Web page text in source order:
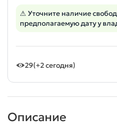
⚠ Уточните наличие
предполагаемую дату у
29(+2 сегодня)
Описание